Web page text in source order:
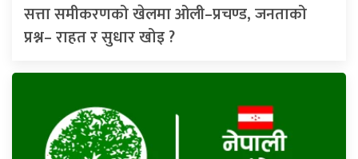
सत्ता समीकरणको खेलमा ओली–प्रचण्ड, जनताको
प्रश्न– राहत र सुधार खोइ ?